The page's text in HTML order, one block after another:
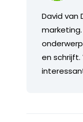
David van
en schrijft.